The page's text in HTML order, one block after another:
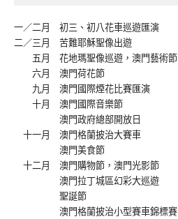
一／二月 初三、初八花車巡遊匯演
二／三月 苦難耶穌聖像出遊
五月 花地瑪聖像巡遊 ， 澳門藝術節
六月 澳門荷花節
九月 澳門國際煙花比賽匯演
十月 澳門國際音樂節
澳門政府總部開放日
十一月 澳門格蘭披治大賽車
澳門美食節
十二月 澳門購物節 ， 澳門光影節
澳門拉丁城區幻彩大巡遊
聖誕節
澳門格蘭披治小型賽車錦標賽